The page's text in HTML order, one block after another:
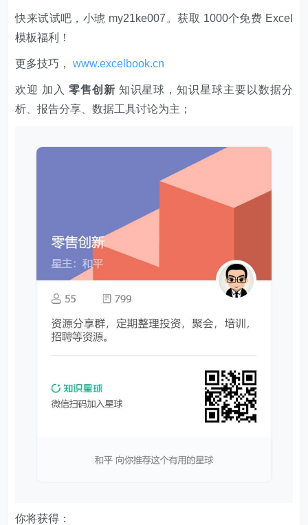
快来试试吧，小琥 my21ke007。获取 1000个免费 Excel
模板福利​​​​！
更多技巧，www.excelbook.cn
欢迎 加入 零售创新 知识星球，知识星球主要以数据分
析、报告分享、数据工具讨论为主；
你将获得：